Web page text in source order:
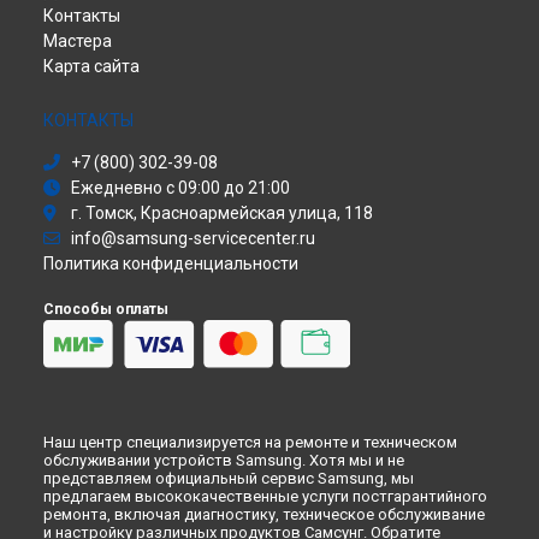
Ремонт телефона Galaxy S24+ Samsung в
Ремонт телефона Galaxy S24+ Samsung в
Ремонт телефона Galaxy S24+ Samsung в
Саундбар
Сабвуфер
Холодильник
Моноблок
Атс
Смарт-часы
Варочная панель
Посудомоечная машина
Морозильная камера
Кондиционер
Духовой шкаф
Вытяжка
Контакты
Мастера
Карта сайта
КОНТАКТЫ
+7 (800) 302-39-08
Ежедневно с 09:00 до 21:00
г. Томск, Красноармейская улица, 118
info@samsung-servicecenter.ru
Политика конфиденциальности
Способы оплаты
Наш центр специализируется на ремонте и техническом
обслуживании устройств Samsung. Хотя мы и не
представляем официальный сервис Samsung, мы
предлагаем высококачественные услуги постгарантийного
ремонта, включая диагностику, техническое обслуживание
и настройку различных продуктов Самсунг. Обратите